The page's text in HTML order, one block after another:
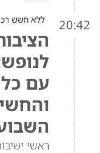
20:42 ללא חשש
עם כל
ראשי